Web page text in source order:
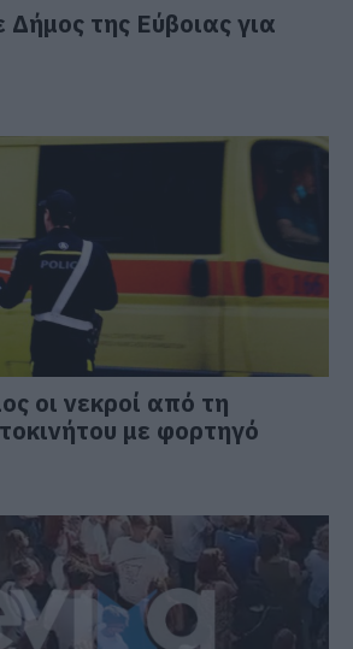
Δήμος της Εύβοιας για
οι νεκροί από τη
με φορτηγό